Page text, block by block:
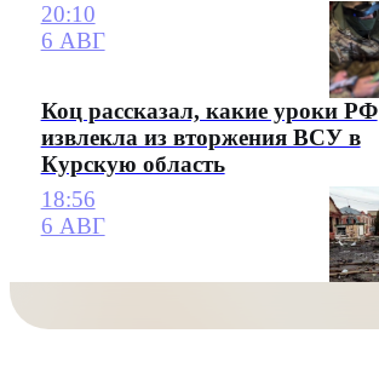
20:10
6 АВГ
Коц рассказал, какие уроки РФ
извлекла из вторжения ВСУ в
Курскую область
18:56
6 АВГ